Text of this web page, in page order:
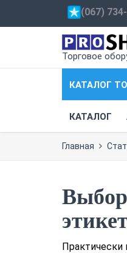
Торговое
КАТАЛОГ
КАТАЛОГ
(067)
Главная
Выбор
Практически